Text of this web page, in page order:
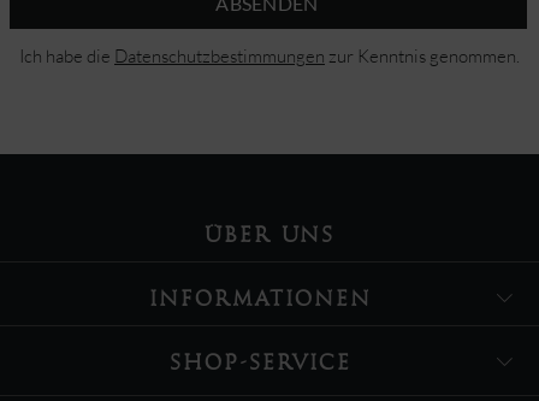
Ich habe die Datenschutzbestimmungen zur Kenntnis genommen.
ÜBER UNS
INFORMATIONEN
SHOP-SERVICE